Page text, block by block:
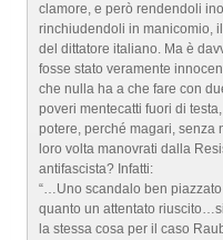
clamore, e però rendendoli
rinchiudendoli in manicomio,
del dittatore italiano. Ma è
fosse stato veramente
che nulla ha a che fare con
poveri mentecatti fuori di
potere, perché magari, senza
loro volta manovrati dalla
antifascista? Infatti:
“…Uno scandalo ben
quanto un attentato
la stessa cosa per il caso